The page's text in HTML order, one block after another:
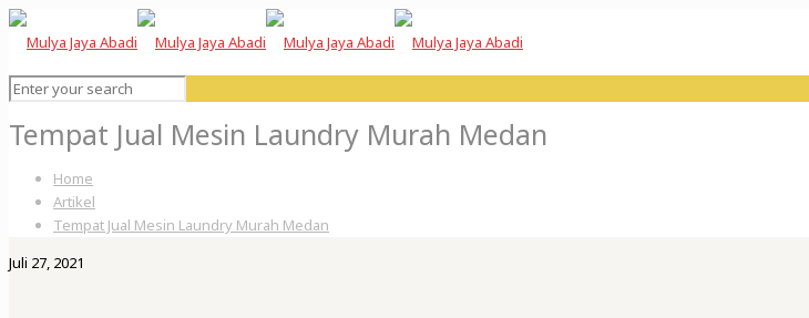
Tempat Jual Mesin Laundry Murah Medan
Home
Artikel
Tempat Jual Mesin Laundry Murah Medan
Juli 27, 2021